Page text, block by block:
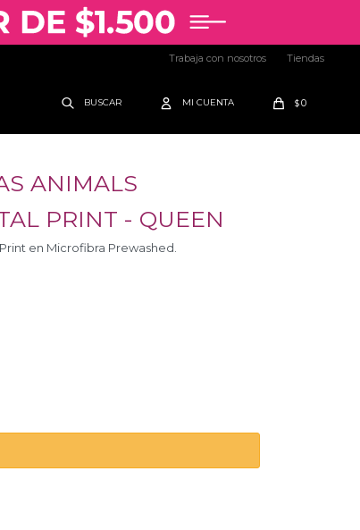
$0
Trabaja con nosotros Tiendas
ANIMALS
PRINT - QUEEN
en Microfibra Prewashed.